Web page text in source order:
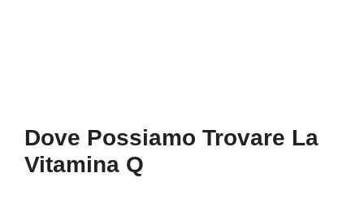
Dove Possiamo Trovare La
Vitamina Q